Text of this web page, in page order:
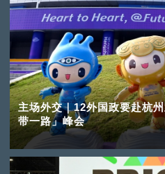
主场外交｜12外国政要赴杭
带一路」峰会